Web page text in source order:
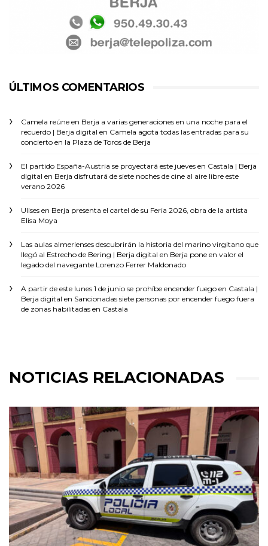
ÚLTIMOS COMENTARIOS
Camela reúne en Berja a varias generaciones en una noche para el
recuerdo | Berja digital en Camela agota todas las entradas para su
concierto en la Plaza de Toros de Berja
El partido España-Austria se proyectará este jueves en Castala | Berja
digital en Berja disfrutará de siete noches de cine al aire libre este
verano 2026
Ulises en Berja presenta el cartel de su Feria 2026, obra de la artista
Elisa Moya
Las aulas almerienses descubrirán la historia del marino virgitano que
llegó al Estrecho de Bering | Berja digital en Berja pone en valor el
legado del navegante Lorenzo Ferrer Maldonado
A partir de este lunes 1 de junio se prohíbe encender fuego en Castala |
Berja digital en Sancionadas siete personas por encender fuego fuera
de zonas habilitadas en Castala
NOTICIAS RELACIONADAS